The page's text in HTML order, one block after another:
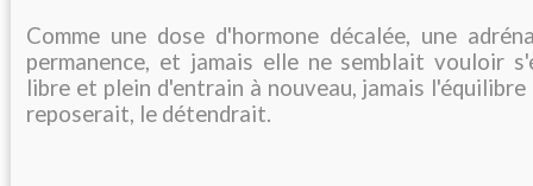
Comme une dose d'hormone décalée, une
permanence, et jamais elle ne semblait vouloir
libre et plein d'entrain à nouveau, jamais
reposerait, le détendrait.